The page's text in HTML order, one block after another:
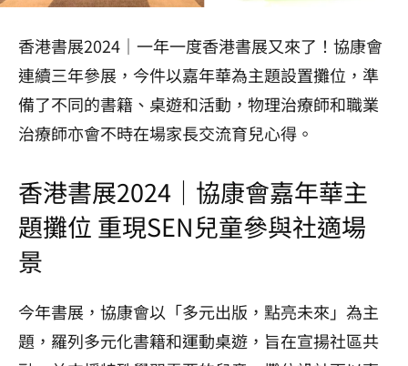
香港書展2024｜一年一度香港書展又來了！協康會
連續三年參展，今件以嘉年華為主題設置攤位，準
備了不同的書籍、桌遊和活動，物理治療師和職業
治療師亦會不時在場家長交流育兒心得。
香港書展2024｜協康會嘉年華主
題攤位 重現SEN兒童參與社適場
景
今年書展，協康會以「多元出版，點亮未來」為主
題，羅列多元化書籍和運動桌遊，旨在宣揚社區共